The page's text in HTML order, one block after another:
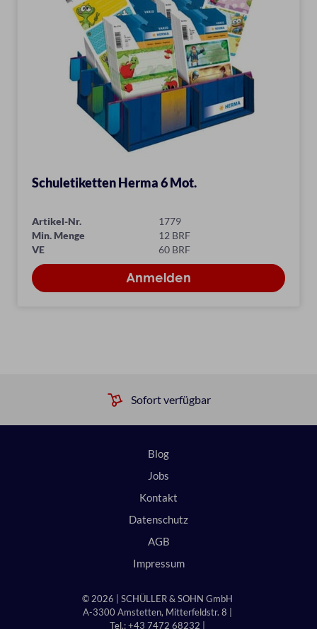
Schuletiketten Herma 6 Mot.
Artikel-Nr.
1779
Min. Menge
12 BRF
VE
60 BRF
Sofort verfügbar
© 2026 | SCHÜLLER & SOHN GmbH
A-3300 Amstetten, Mitterfeldstr. 8 |
Tel.: +43 7472 68232 |
Blog
Jobs
Kontakt
Datenschutz
AGB
Impressum